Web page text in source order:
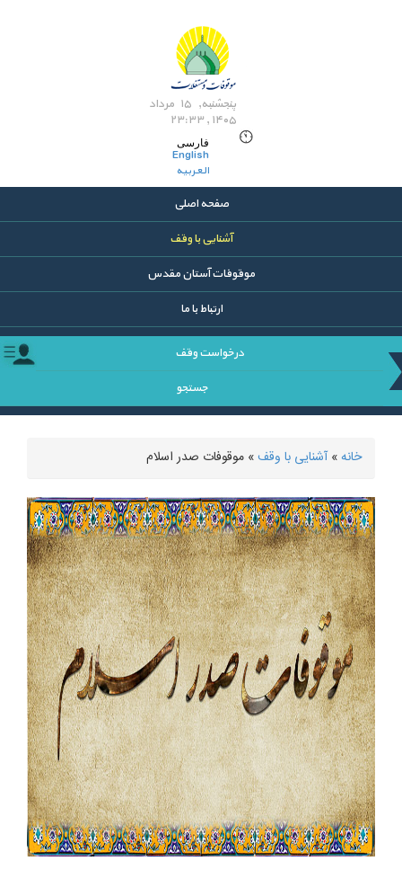
پنجشنبه, ۱۵ مرداد
۱۴۰۵ , ۲۳:۳۳
فارسی
English
العربیه
صفحه اصلی
آشنایی با وقف
موقوفات آستان مقدس
ارتباط با ما
درخواست وقف
جستجو
شما اینجا هستید
خانه» آشنایی با وقف» موقوفات صدر اسلام